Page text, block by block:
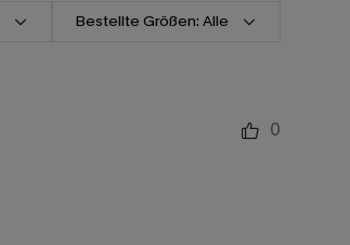
Bestellte Größen: Alle
0